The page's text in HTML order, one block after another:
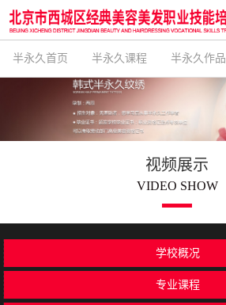
半永久首页 半永久课程 半永久作品
视频展示
VIDEO SHOW
学校概况
专业课程